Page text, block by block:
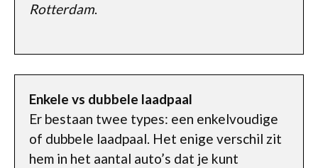
Rotterdam.
Enkele vs dubbele laadpaal
Er bestaan twee types: een enkelvoudige
of dubbele laadpaal. Het enige verschil zit
hem in het aantal auto’s dat je kunt